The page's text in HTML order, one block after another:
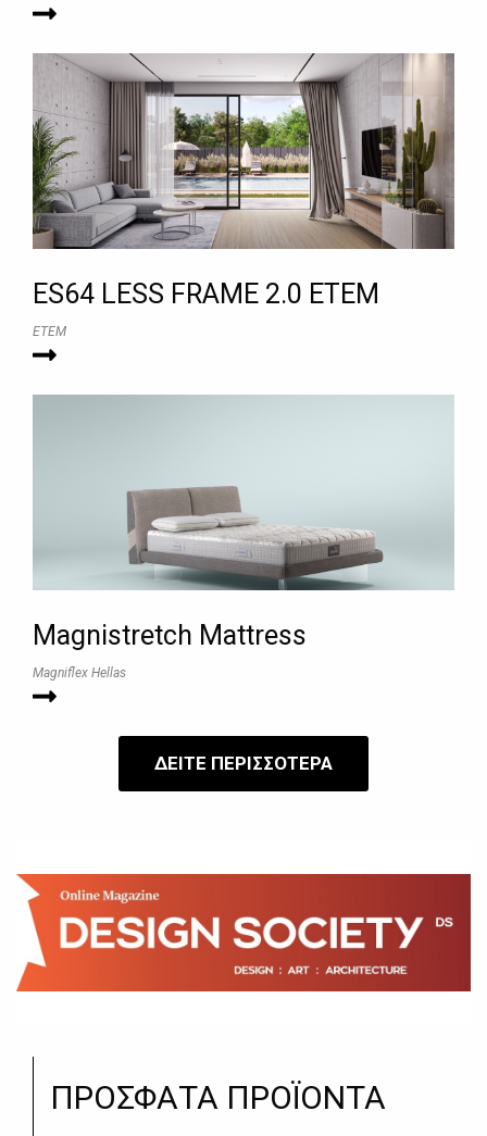
ES64 LESS FRAME 2.0 ΕΤΕΜ
ETEM
Magnistretch Mattress
Magniflex Hellas
ΔΕΙΤΕ ΠΕΡΙΣΣΟΤΕΡΑ
ΠΡΟΣΦΑΤΑ ΠΡΟΪΟΝΤΑ